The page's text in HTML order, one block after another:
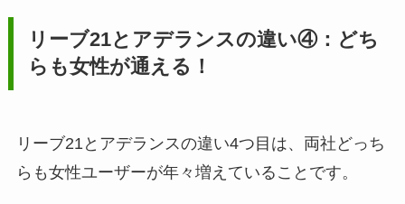
リーブ21とアデランスの違い④：どち
らも女性が通える！
リーブ21とアデランスの違い4つ目は、両社どっち
らも女性ユーザーが年々増えていることです。